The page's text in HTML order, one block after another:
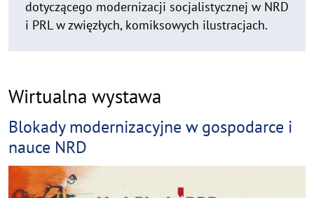
dotyczącego modernizacji socjalistycznej w NRD
i PRL w zwięzłych, komiksowych ilustracjach.
Wirtualna wystawa
Blokady modernizacyjne w gospodarce i
nauce NRD